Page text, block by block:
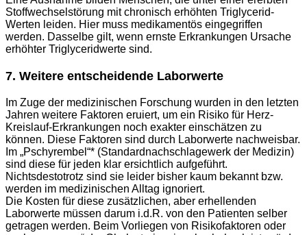
Stoffwechselstörung mit chronisch erhöhten Triglycerid-
Werten leiden. Hier muss medikamentös eingegriffen
werden. Dasselbe gilt, wenn ernste Erkrankungen Ursache
erhöhter Triglyceridwerte sind.
7. Weitere entscheidende Laborwerte
Im Zuge der medizinischen Forschung wurden in den letzten
Jahren weitere Faktoren eruiert, um ein Risiko für Herz-
Kreislauf-Erkrankungen noch exakter einschätzen zu
können. Diese Faktoren sind durch Laborwerte nachweisbar.
Im „Pschyrembel“* (Standardnachschlagewerk der Medizin)
sind diese für jeden klar ersichtlich aufgeführt.
Nichtsdestotrotz sind sie leider bisher kaum bekannt bzw.
werden im medizinischen Alltag ignoriert.
Die Kosten für diese zusätzlichen, aber erhellenden
Laborwerte müssen darum i.d.R. von den Patienten selber
getragen werden. Beim Vorliegen von Risikofaktoren oder